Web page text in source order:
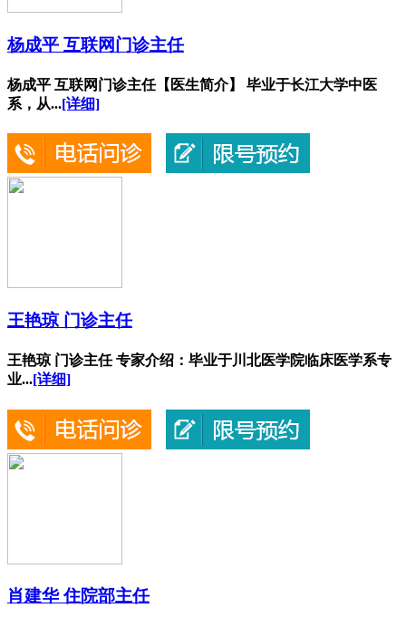
杨成平 互联网门诊主任
杨成平 互联网门诊主任【医生简介】 毕业于长江大学中医
系，从...[详细]
王艳琼 门诊主任
王艳琼 门诊主任 专家介绍：毕业于川北医学院临床医学系专
业...[详细]
肖建华 住院部主任